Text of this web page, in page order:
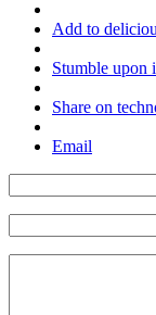
Add to
Stumble upon
Share on
Email